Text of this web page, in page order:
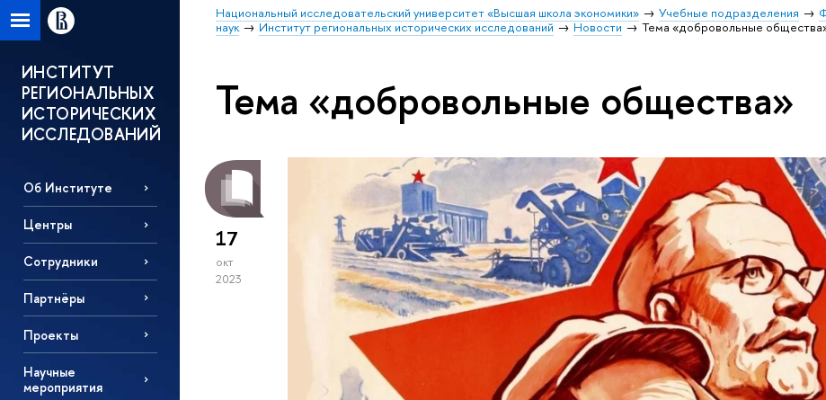
Национальный исследовательский университет «Высшая школа экономики» Учебные подразделения
наук
Институт региональных исторических исследований Новости Тема «добровольные
ИНСТИТУТ
РЕГИОНАЛЬНЫХ
ИСТОРИЧЕСКИХ
ИССЛЕДОВАНИЙ
Об Институте
Центры
Сотрудники
Партнёры
Проекты
Научные
мероприятия
Тема «добровольные общества»
17
окт
2023